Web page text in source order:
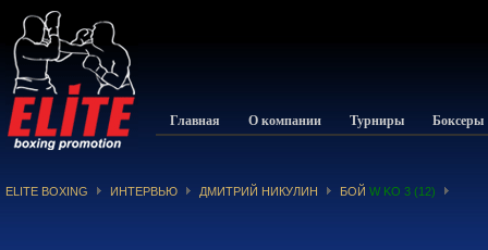
Главная О компании Турниры Боксеры
ELITE BOXING ИНТЕРВЬЮ ДМИТРИЙ НИКУЛИН БОЙ W KO 3 (12)